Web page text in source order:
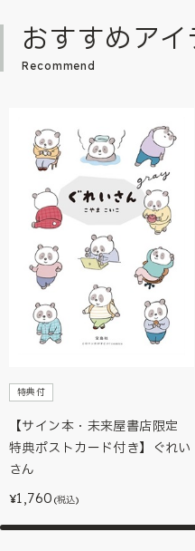
おすすめアイ
Recommend
特典付
【サイン本・未来屋書店限定
特典ポストカード付き】ぐれい
さん
¥1,760 (税込)